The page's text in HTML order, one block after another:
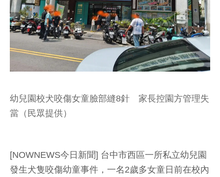
幼兒園校犬咬傷女童臉部縫8針 家長控園方管理失
當（民眾提供）
[NOWNEWS今日新聞] 台中市西區一所私立幼兒園
發生犬隻咬傷幼童事件，一名2歲多女童日前在校內